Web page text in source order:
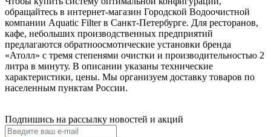
обращайтесь в интернет-магазин Городской Водоочистной
компании Aquatic Filter в Санкт-Петербурге. Для ресторанов,
кафе, небольших производственных предприятий
предлагаются обратноосмотические установки бренда
«Атолл» с тремя степенями очистки и производительностью 2
литра в минуту. В описании указаны технические
характеристики, цены. Мы организуем доставку товаров по
населенным пунктам России.
Подпишись на рассылку новостей и акций